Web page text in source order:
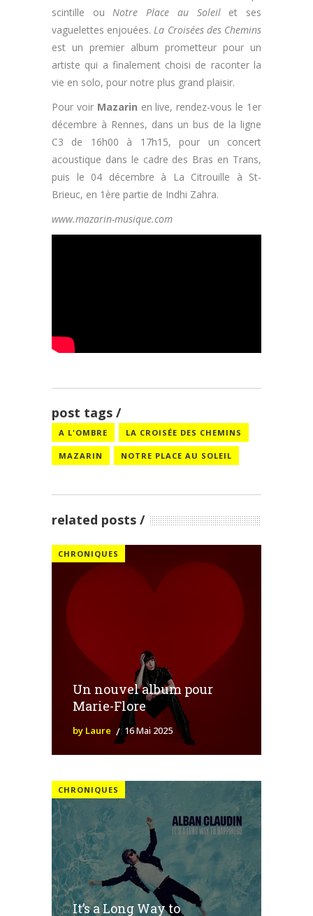
scintille ou Notre Place au Soleilet ses
vaguelettes enjouées. La Croisées des Chemins
est un premier album prometteur pour un
artiste qui a finalement choisi de raconter la
vie en solo, pour notre plus grand plaisir.
Pour voir Mazarin en live, rendez-vous le 1er
décembre à Rennes, dans un bus de la ligne
C3 de 16h00 à 17h15, pour un concert
acoustique dans le cadre des Bras en Trans,
puis le 04 décembre à La Citrouille à St-
Brieuc, en 1ère partie de Indhi Zahra.
www.mazarin-musique.com
post tags
A L'OMBRE LA CROISÉE DES CHEMINS
MAZARIN NOTRE PLACE AU SOLEIL
related posts
CHRONIQUES
Un nouvel album pour
Marie-Flore
by Laure 16 Mai 2025
CHRONIQUES
It’s a Long Way to